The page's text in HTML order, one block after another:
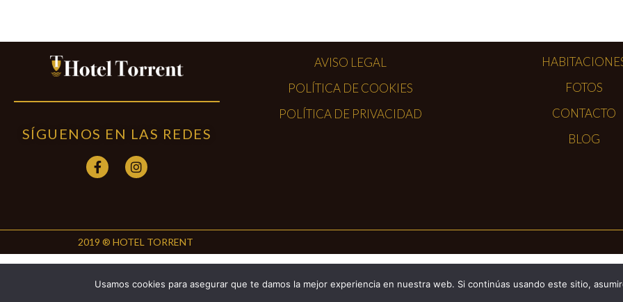
SÍGUENOS EN LAS REDES
AVISO LEGAL
POLÍTICA DE COOKIES
POLÍTICA DE PRIVACIDAD
FOTOS
CONTACTO
BLOG
2019 ® HOTEL TORRENT
Usamos cookies para asegurar que te damos la mejor experiencia en nuestra web. Si continúas usando este sitio,